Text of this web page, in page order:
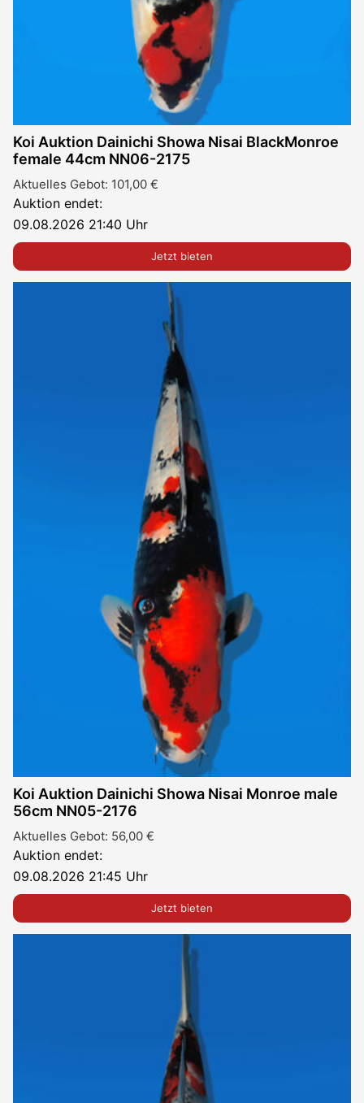
Koi Auktion Dainichi Showa Nisai BlackMonroe
female 44cm NN06-2175
Aktuelles Gebot: 101,00 €
Auktion endet:
09.08.2026 21:40 Uhr
Jetzt bieten
Koi Auktion Dainichi Showa Nisai Monroe male
56cm NN05-2176
Aktuelles Gebot: 56,00 €
Auktion endet:
09.08.2026 21:45 Uhr
Jetzt bieten